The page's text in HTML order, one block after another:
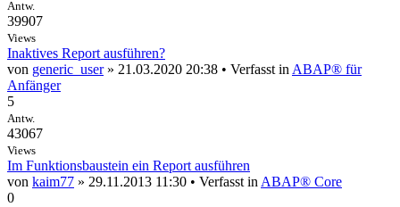
Antw.
39907
Views
Inaktives Report ausführen?
von generic_user» 21.03.2020 20:38 • Verfasst in ABAP® für
Anfänger
5
Antw.
43067
Views
Im Funktionsbaustein ein Report ausführen
von kaim77 » 29.11.2013 11:30 • Verfasst in ABAP® Core
0